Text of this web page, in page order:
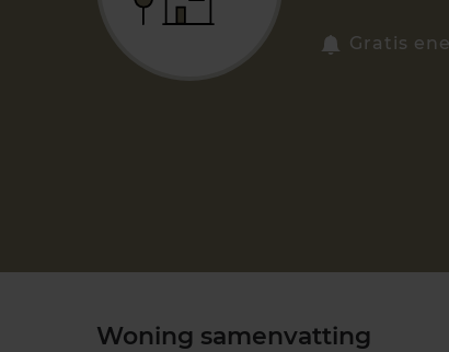
Gratis
Woning samenvatting